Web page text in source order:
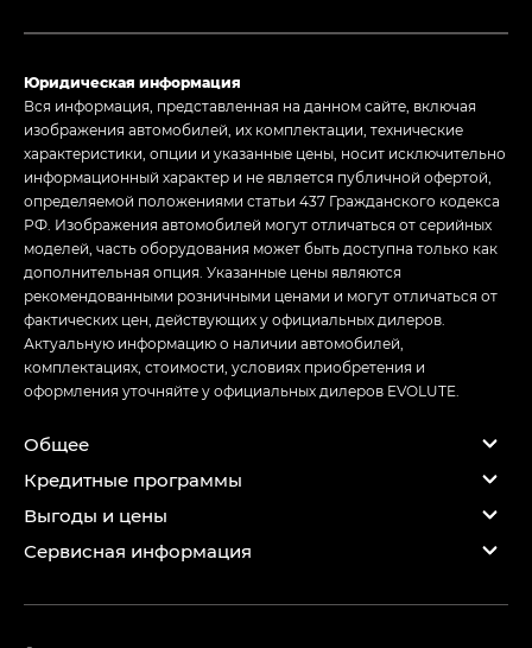
Юридическая информация
Вся информация, представленная на данном сайте, включая
изображения автомобилей, их комплектации, технические
характеристики, опции и указанные цены, носит исключительно
информационный характер и не является публичной офертой,
определяемой положениями статьи 437 Гражданского кодекса
РФ. Изображения автомобилей могут отличаться от серийных
моделей, часть оборудования может быть доступна только как
дополнительная опция. Указанные цены являются
рекомендованными розничными ценами и могут отличаться от
фактических цен, действующих у официальных дилеров.
Актуальную информацию о наличии автомобилей,
комплектациях, стоимости, условиях приобретения и
оформления уточняйте у официальных дилеров EVOLUTE.
Общее
Кредитные программы
Выгоды и цены
Сервисная информация